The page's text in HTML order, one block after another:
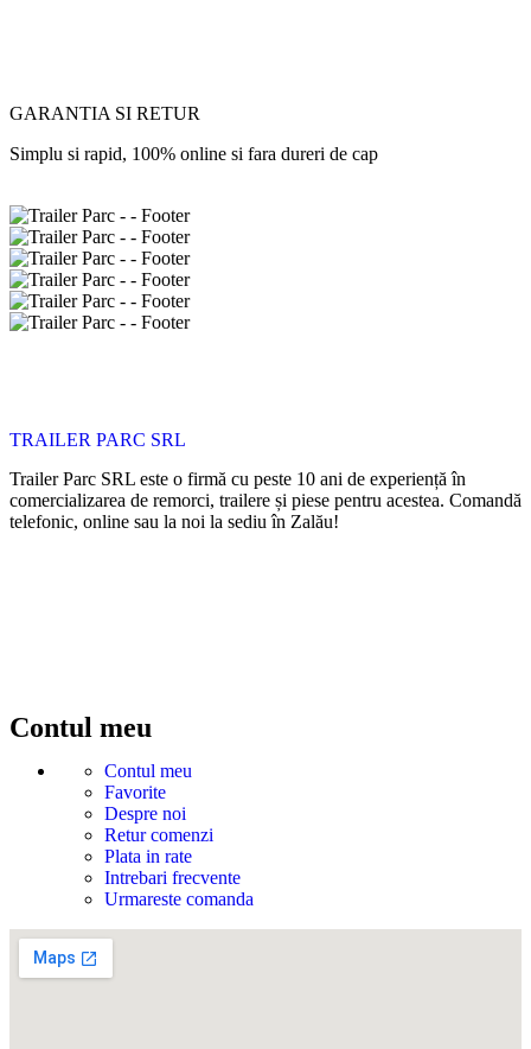
GARANTIA SI RETUR
Simplu si rapid, 100% online si fara dureri de cap
TRAILER PARC SRL
Trailer Parc SRL este o firmă cu peste 10 ani de experiență în
comercializarea de remorci, trailere și piese pentru acestea. Comandă
telefonic, online sau la noi la sediu în Zalău!
Contul meu
Contul meu
Favorite
Despre noi
Retur comenzi
Plata in rate
Intrebari frecvente
Urmareste comanda